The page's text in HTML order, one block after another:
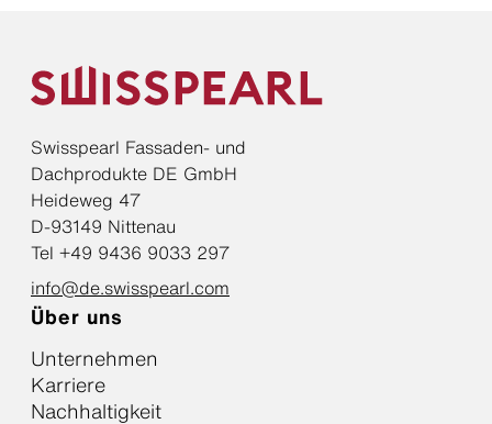
Swisspearl Fassaden- und
Dachprodukte DE GmbH
Heideweg 47
D-93149 Nittenau
Tel +49 9436 9033 297
info@de.swisspearl.com
Über uns
Unternehmen
Karriere
Nachhaltigkeit